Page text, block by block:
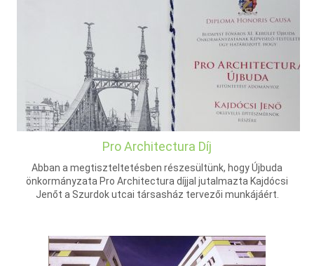
Pro Architectura Díj
Abban a megtiszteltetésben részesültünk, hogy Újbuda
önkormányzata Pro Architectura díjjal jutalmazta Kajdócsi
Jenőt a Szurdok utcai társasház tervezői munkájáért.